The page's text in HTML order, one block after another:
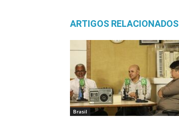
ARTIGOS RELACIONADOS
Brasil